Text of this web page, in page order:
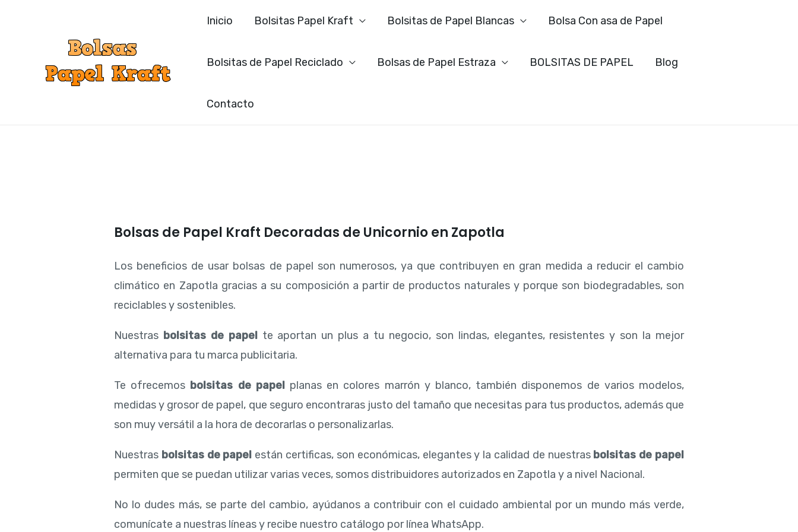
Inicio Bolsitas Papel Kraft Bolsitas de Papel Blancas Bolsa Con asa de Papel
Bolsitas de Papel Reciclado Bolsas de Papel Estraza BOLSITAS DE PAPEL Blog
Contacto
Bolsas de Papel Kraft Decoradas de Unicornio en Zapotla
Los beneficios de usar bolsas de papel son numerosos, ya que contribuyen en gran medida a reducir el cambio
climático en Zapotla gracias a su composición a partir de productos naturales y porque son biodegradables, son
reciclables y sostenibles.
Nuestras bolsitas de papelte aportan un plus a tu negocio, son lindas, elegantes, resistentes y son la mejor
alternativa para tu marca publicitaria.
Te ofrecemos bolsitas de papelplanas en colores marrón y blanco, también disponemos de varios modelos,
medidas y grosor de papel, que seguro encontraras justo del tamaño que necesitas para tus productos, además que
son muy versátil a la hora de decorarlas o personalizarlas.
Nuestras bolsitas de papel están certificas, son económicas, elegantes y la calidad de nuestras bolsitas de papel
permiten que se puedan utilizar varias veces, somos distribuidores autorizados en Zapotla y a nivel Nacional.
No lo dudes más, se parte del cambio, ayúdanos a contribuir con el cuidado ambiental por un mundo más verde,
comunícate a nuestras líneas y recibe nuestro catálogo por línea WhatsApp.